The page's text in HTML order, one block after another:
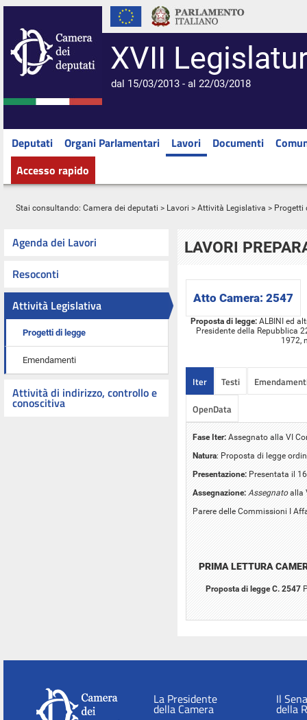
XVII
dal 15/03/2013 - al 22/03/2018
Deputati Organi Parlamentari Lavori Documenti
Accesso rapido
Stai consultando: Camera dei deputati > Lavori > Attività Legislativa > Progetti
Agenda dei Lavori
Resoconti
Attività Legislativa
Progetti di legge
Emendamenti
Attività di indirizzo, controllo e
conoscitiva
LAVORI
Atto Camera: 2547
Proposta di legge:ALBINI ed
Presidente della Repubblica
1972,
Iter Testi
OpenData
Fase Iter: Assegnato alla VI
Natura: Proposta di legge
Presentazione: Presentata il
Assegnazione: Assegnatoalla
Parere delle Commissioni I
PRIMA LETTURA
Proposta di legge C. 2547
La Presidente
della Camera
Il
della